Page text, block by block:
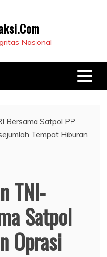
Nasional
TNI-
Satpol
Oprasi